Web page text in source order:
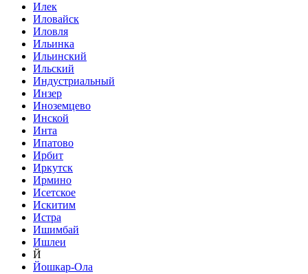
Илек
Иловайск
Иловля
Ильинка
Ильинский
Ильский
Индустриальный
Инзер
Иноземцево
Инской
Инта
Ипатово
Ирбит
Иркутск
Ирмино
Исетское
Искитим
Истра
Ишимбай
Ишлеи
Й
Йошкар-Ола